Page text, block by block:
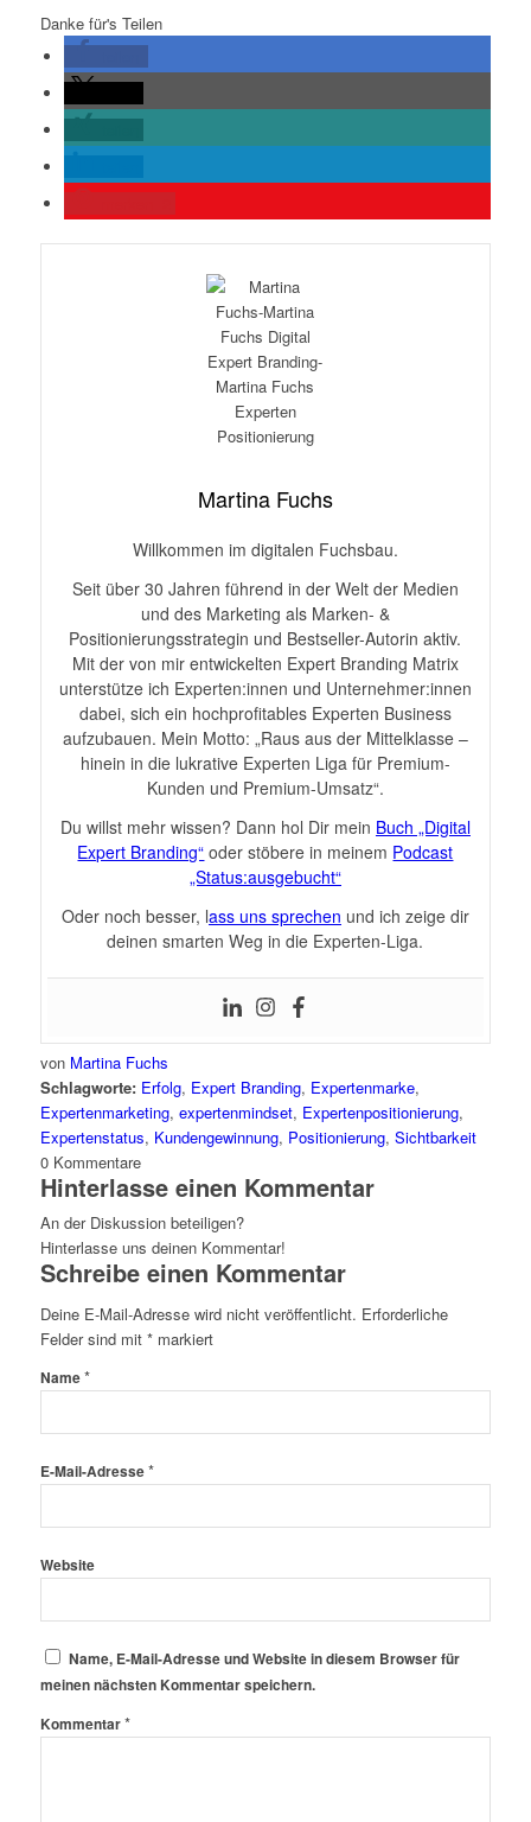
Danke für's Teilen
Martina Fuchs
Willkommen im digitalen Fuchsbau.
Seit über 30 Jahren führend in der Welt der Medien
und des Marketing als Marken- &
Positionierungsstrategin und Bestseller-Autorin aktiv.
Mit der von mir entwickelten Expert Branding Matrix
unterstütze ich Experten:innen und Unternehmer:innen
dabei, sich ein hochprofitables Experten Business
aufzubauen. Mein Motto: „Raus aus der Mittelklasse –
hinein in die lukrative Experten Liga für Premium-
Kunden und Premium-Umsatz“.
Du willst mehr wissen? Dann hol Dir mein Buch „Digital
Expert Branding“ oder stöbere in meinem Podcast
„Status:ausgebucht“
Oder noch besser, lass uns sprechen und ich zeige dir
deinen smarten Weg in die Experten-Liga.
von Martina Fuchs
Schlagworte: Erfolg, Expert Branding, Expertenmarke,
Expertenmarketing, expertenmindset, Expertenpositionierung,
Expertenstatus, Kundengewinnung, Positionierung, Sichtbarkeit
0 Kommentare
Hinterlasse einen Kommentar
An der Diskussion beteiligen?
Hinterlasse uns deinen Kommentar!
Schreibe einen Kommentar
Deine E-Mail-Adresse wird nicht veröffentlicht. Erforderliche
Felder sind mit *markiert
Name*
E-Mail-Adresse*
Website
Name, E-Mail-Adresse und Website in diesem Browser für
meinen nächsten Kommentar speichern.
Kommentar*